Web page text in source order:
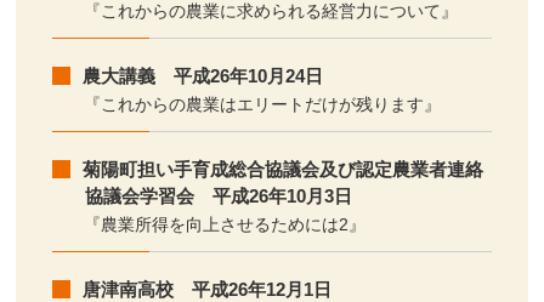
『これからの農業に求められる経営力について』
農大講義 平成26年10月24日
『これからの農業はエリートだけが残ります』
菊陽町担い手育成総合協議会及び認定農業者連絡
協議会学習会 平成26年10月3日
『農業所得を向上させるためには2』
唐津南高校 平成26年12月1日